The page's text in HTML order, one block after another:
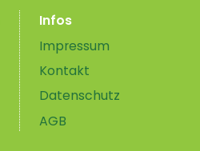
Infos
Impressum
Kontakt
Datenschutz
AGB